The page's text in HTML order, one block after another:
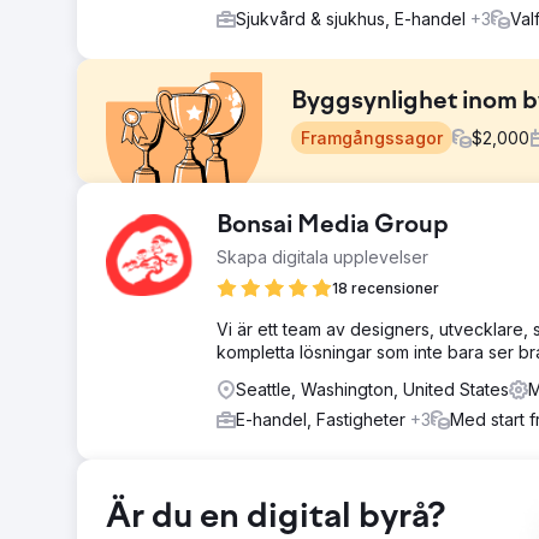
Sjukvård & sjukhus, E-handel +3
Byggsynlighet inom
Framgångssagor $2,000
Utmaning
Kunden stod inför utmaningen att byta varumärke
konkurrensutsatta bygg- och schaktsektorn. De
synlighet och driva tillväxt genom riktad SEO, teknisk
Digitlab skapade tre grundpelare för innehåll som
varumärkessökningar till bredare branschfrågor,
som förbättrade webbplatsens prestanda,
Söksynlighet: Förbättrad med 19 %, vilket förbättrar
varumärkesfrågor. Uppnådde förstasidesrankningar
Bonsai Media Group
Skapa digitala upplevelser
18 recensioner
Vi är ett team av designers, utvecklare,
kompletta lösningar som inte bara ser
Seattle, Washington, United States
E-handel, Fastigheter +3 Med start
Är du en digital byrå?